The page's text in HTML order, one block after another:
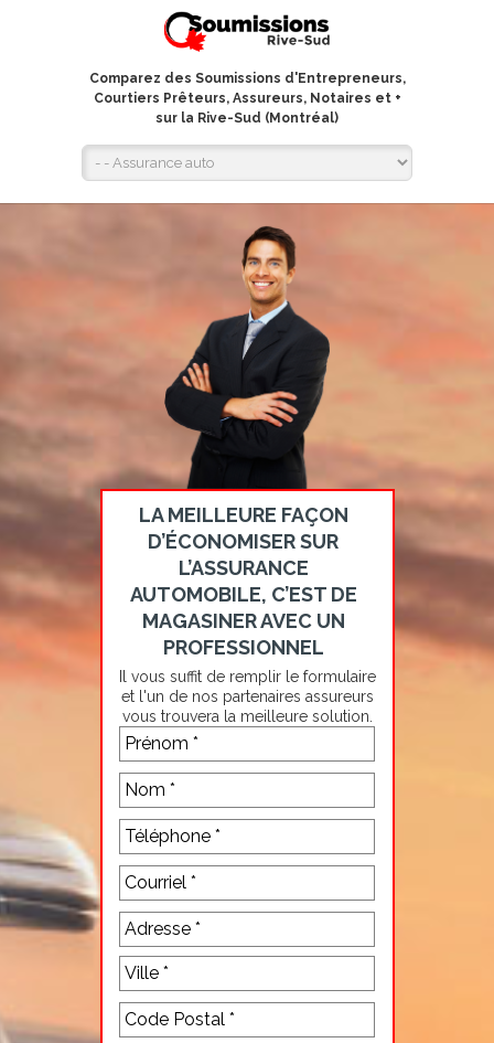
Comparez des Soumissions d'Entrepreneurs,
Courtiers Prêteurs, Assureurs, Notaires et +
sur la Rive-Sud (Montréal)
LA MEILLEURE FAÇON
D’ÉCONOMISER SUR
L’ASSURANCE
AUTOMOBILE, C’EST DE
MAGASINER AVEC UN
PROFESSIONNEL
Il vous suffit de remplir le formulaire
et l'un de nos partenaires assureurs
vous trouvera la meilleure solution.
Address
Ville